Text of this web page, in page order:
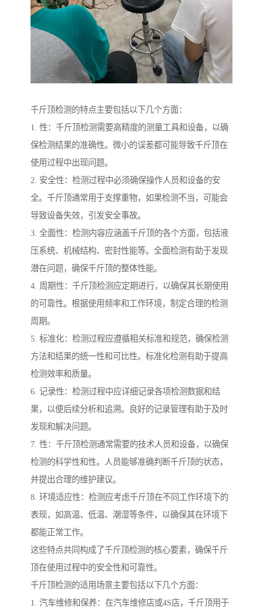
千斤顶检测的特点主要包括以下几个方面：
1. 性：千斤顶检测需要高精度的测量工具和设备，以确
保检测结果的准确性。微小的误差都可能导致千斤顶在
使用过程中出现问题。
2. 安全性：检测过程中必须确保操作人员和设备的安
全。千斤顶通常用于支撑重物，如果检测不当，可能会
导致设备失效，引发安全事故。
3. 全面性：检测内容应涵盖千斤顶的各个方面，包括液
压系统、机械结构、密封性能等。全面检测有助于发现
潜在问题，确保千斤顶的整体性能。
4. 周期性：千斤顶检测应定期进行，以确保其长期使用
的可靠性。根据使用频率和工作环境，制定合理的检测
周期。
5. 标准化：检测过程应遵循相关标准和规范，确保检测
方法和结果的统一性和可比性。标准化检测有助于提高
检测效率和质量。
6. 记录性：检测过程中应详细记录各项检测数据和结
果，以便后续分析和追溯。良好的记录管理有助于及时
发现和解决问题。
7. 性：千斤顶检测通常需要的技术人员和设备，以确保
检测的科学性和性。人员能够准确判断千斤顶的状态，
并提出合理的维护建议。
8. 环境适应性：检测应考虑千斤顶在不同工作环境下的
表现，如高温、低温、潮湿等条件，以确保其在环境下
都能正常工作。
这些特点共同构成了千斤顶检测的核心要素，确保千斤
顶在使用过程中的安全性和可靠性。
千斤顶检测的适用场景主要包括以下几个方面：
1. 汽车维修和保养：在汽车维修店或4S店，千斤顶用于